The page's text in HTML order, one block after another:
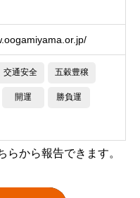
交通安全 五穀豊穣
開運 勝負運
から報告できます。